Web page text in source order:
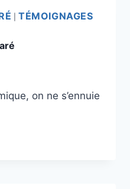
|TÉMOIGNAGES
on ne s’ennuie